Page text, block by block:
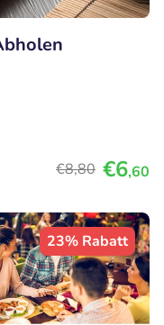
€8,80 €6,60
23% Rabatt